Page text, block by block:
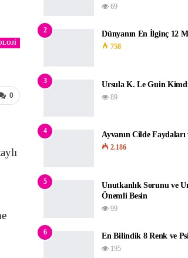
0
69
2 Dünyanın En İlginç 12
758
3 Ursula K. Le Guin
89
4 Ayvanın Cilde Faydaları
2.186
5
Unutkanlık Sorunu ve
Önemli Besin
99
6 En Bilindik 8 Renk ve
195